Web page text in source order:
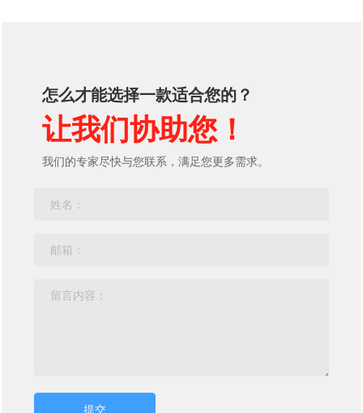
怎么才能选择一款适合您的？
让我们协助您！
我们的专家尽快与您联系，满足您更多需求。
提交